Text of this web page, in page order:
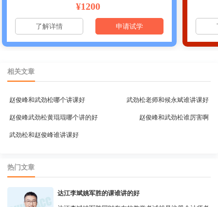
¥1200
了解详情 申请试学
相关文章
赵俊峰和武劲松哪个讲课好 武劲松老师和候永斌谁讲课好
赵俊峰武劲松黄琨琨哪个讲的好 赵俊峰和武劲松谁厉害啊
武劲松和赵俊峰谁讲课好
热门文章
达江李斌姚军胜的课谁讲的好